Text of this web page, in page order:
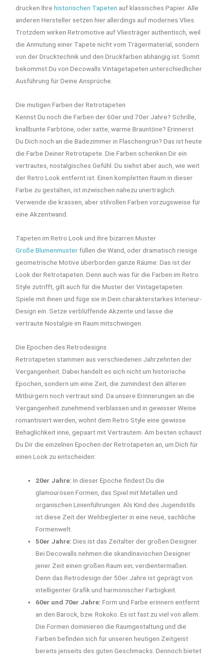
drucken Ihrehistorischen Tapeten auf klassisches Papier. Alle
anderen Hersteller setzen hier allerdings auf modernes Vlies.
Trotzdem wirken Retromotive auf Vliesträger authentisch, weil
die Anmutung einer Tapete nicht vom Trägermaterial, sondern
von der Drucktechnik und den Druckfarben abhängig ist. Somit
bekommst Du von Decowalls Vintagetapeten unterschiedlicher
Ausführung für Deine Ansprüche.
Die mutigen Farben der Retrotapeten
Kennst Du noch die Farben der 60er und 70er Jahre? Schrille,
knallbunte Farbtöne, oder satte, warme Brauntöne? Erinnerst
Du Dich noch an die Badezimmer in Flaschengrün? Das ist heute
die Farbe Deiner Retrotapete. Die Farben schenken Dir ein
vertrautes, nostalgisches Gefühl. Du siehst aber auch, wie weit
der Retro Look entfernt ist. Einen kompletten Raum in dieser
Farbe zu gestalten, ist inzwischen nahezu unerträglich.
Verwende die krassen, aber stilvollen Farben vorzugsweise für
eine Akzentwand.
Tapeten im Retro Look und ihre bizarren Muster
Große Blumenmusterfüllen die Wand, oder dramatisch riesige
geometrische Motive überborden ganze Räume: Das ist der
Look der Retrotapeten. Denn auch was für die Farben im Retro
Style zutrifft, gilt auch für die Muster der Vintagetapeten.
Spiele mit ihnen und füge sie in Dein charakterstarkes Interieur-
Design ein. Setze verblüffende Akzente und lasse die
vertraute Nostalgie im Raum mitschwingen.
Die Epochen des Retrodesigns
Retrotapeten stammen aus verschiedenen Jahrzehnten der
Vergangenheit. Dabei handelt es sich nicht um historische
Epochen, sondern um eine Zeit, die zumindest den älteren
Mitbürgern noch vertraut sind. Da unsere Erinnerungen an die
Vergangenheit zunehmend verblassen und in gewisser Weise
romantisiert werden, wohnt dem Retro Style eine gewisse
Behaglichkeit inne, gepaart mit Vertrautem. Am besten schaust
Du Dir die einzelnen Epochen der Retrotapeten an, um Dich für
einen Look zu entscheiden:
20er Jahre: In dieser Epoche findest Du die
glamourösen Formen, das Spiel mit Metallen und
organischen Linienführungen. Als Kind des Jugendstils
ist diese Zeit der Wehbegleiter in eine neue, sachliche
Formenwelt.
50er Jahre: Dies ist das Zeitalter der großen Designer.
Bei Decowalls nehmen die skandinavischen Designer
jener Zeit einen großen Raum ein; verdientermaßen.
Denn das Retrodesign der 50er Jahre ist geprägt von
intelligenter Grafik und harmonischer Farbigkeit.
60er und 70er Jahre: Form und Farbe erinnern entfernt
an den Barock, bzw. Rokoko. Es ist fast zu viel von allem.
Die Formen dominieren die Raumgestaltung und die
Farben befinden sich für unseren heutigen Zeitgeist
bereits jenseits des guten Geschmacks. Dennoch bietet